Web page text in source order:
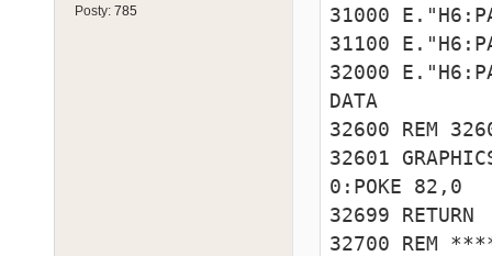
Posty: 785
31000
31100
32000
DATA
32600 REM
32601
0:POKE 82,0
32699 RETURN
32700 REM